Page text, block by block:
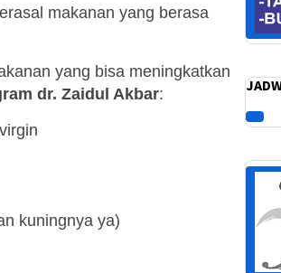
makanan yang berasa
yang bisa meningkatkan
dr. Zaidul Akbar:
kuningnya ya)